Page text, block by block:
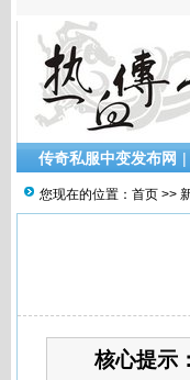
传奇私服中变发布网 |
您现在的位置： 首页 >>
核心提示：